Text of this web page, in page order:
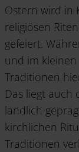
Ostern wird in
religiösen
gefeiert.
und im
Traditionen
Das liegt auch
ländlich
kirchlichen
Traditionen